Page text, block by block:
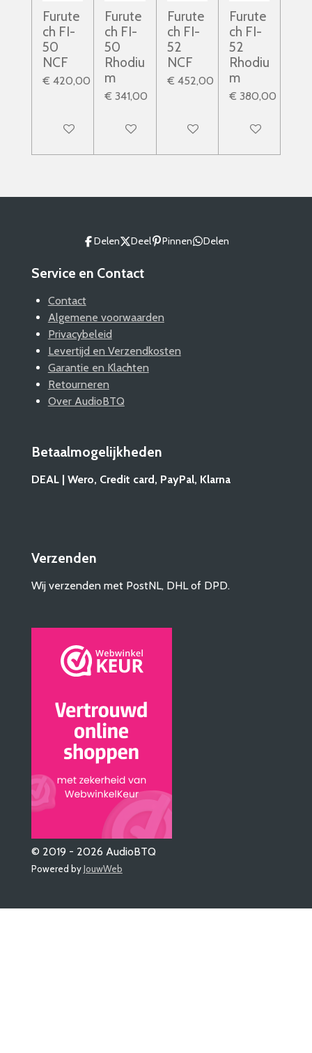
Furute
ch FI-
50
NCF
€ 420,00
In winkelwagen
Furute
ch FI-
50
Rhodiu
m
€ 341,00
In winkelwagen
Furute
ch FI-
52
NCF
€ 452,00
In winkelwagen
Furute
ch FI-
52
Rhodiu
m
€ 380,00
In winkelwagen
Delen Deel Pinnen Delen
Service en Contact
Contact
Algemene voorwaarden
Privacybeleid
Levertijd en Verzendkosten
Garantie en Klachten
Retourneren
Over AudioBTQ
Betaalmogelijkheden
DEAL | Wero, Credit card, PayPal, Klarna
Verzenden
Wij verzenden met PostNL, DHL of DPD.
© 2019 - 2026 AudioBTQ
Powered byJouwWeb